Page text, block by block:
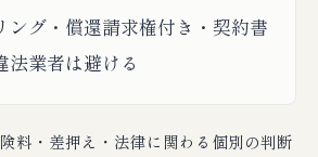
ング・償還請求権付き・契約書
法業者は避ける
料・差押え・法律に関わる個別の判断